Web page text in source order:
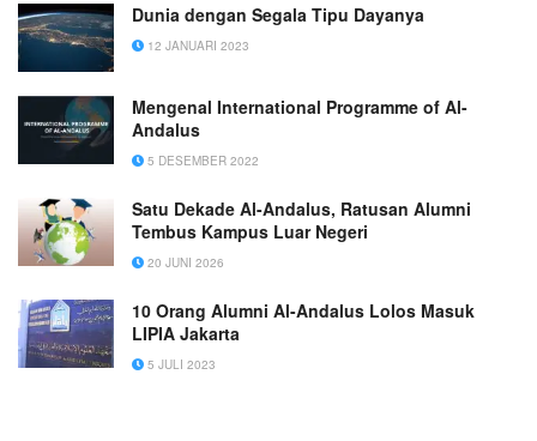
Dunia dengan Segala Tipu Dayanya
12 JANUARI 2023
Mengenal International Programme of Al-
Andalus
5 DESEMBER 2022
Satu Dekade Al-Andalus, Ratusan Alumni
Tembus Kampus Luar Negeri
20 JUNI 2026
10 Orang Alumni Al-Andalus Lolos Masuk
LIPIA Jakarta
5 JULI 2023